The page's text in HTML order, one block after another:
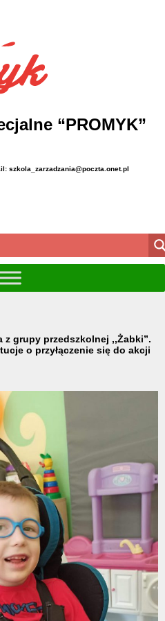
“PROMYK”
szkola_zarzadzania@poczta.onet.pl
grupy przedszkolnej ,,Żabki”.
o przyłączenie się do akcji